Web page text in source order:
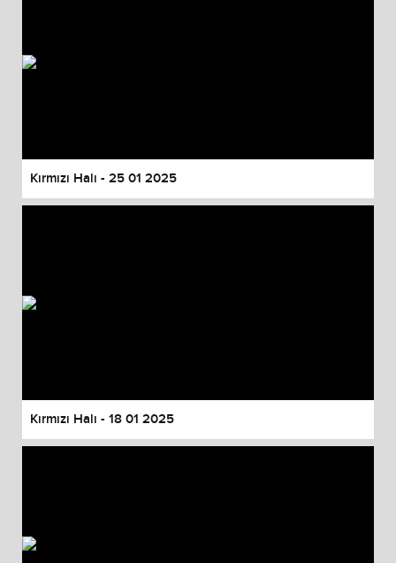
Kırmızı Halı - 25 01 2025
Kırmızı Halı - 18 01 2025